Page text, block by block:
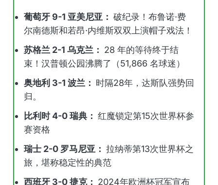
葡萄牙 9-1 亚美尼亚： 破纪录！布鲁诺·费
尔南德斯和若昂·内维斯双双上演帽子戏法！
苏格兰 2-1 乌克兰： 28 年的等待终于结
束！汉普顿公园沸腾了（51,866 名球迷）
奥地利 3-1 波兰： 时隔28年，达斯队强势回
归。
比利时 4-0 瑞典： 红魔锁定第15次世界杯参
赛资格
瑞士 2-0 罗马尼亚： 拉纳蒂第13次世界杯之
旅，堪称稳定性的典范
西班牙 3-0 捷克： 2024年欧洲杯冠军宣布